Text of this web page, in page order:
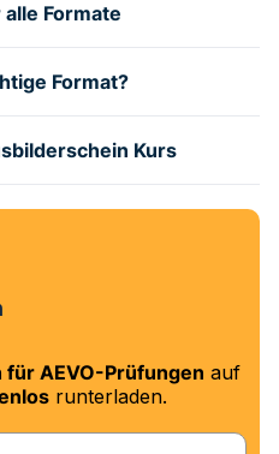
Formate
Format?
Kurs
für AEVO-Prüfungen auf
runterladen.